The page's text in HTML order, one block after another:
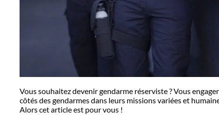
Vous souhaitez devenir gendarme réserviste ? Vous
côtés des gendarmes dans leurs missions variées et
Alors cet article est pour vous !